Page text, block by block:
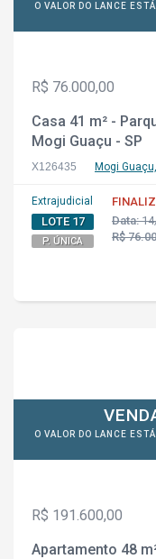
O VALOR DO LANCE
R$ 76.000,00
Casa 41 m² -
Mogi Guaçu - SP
X126435 Mogi
Extrajudicial
LOTE 17
P. ÚNICA
Data:
R$
O VALOR DO LANCE
R$ 191.600,00
Apartamento 48